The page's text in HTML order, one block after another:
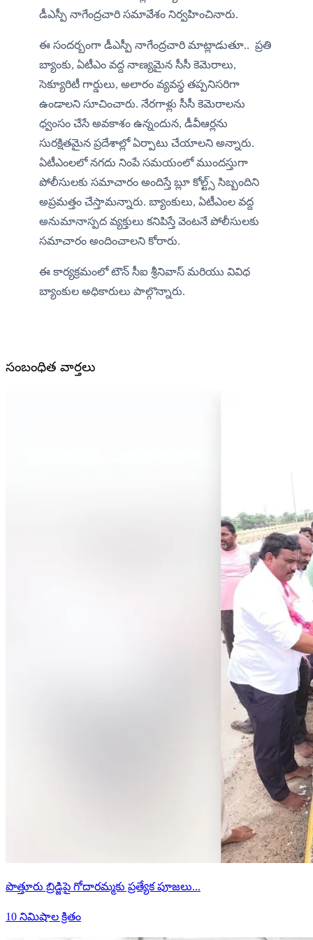
డీఎస్పీ నాగేంద్రచారి సమావేశం నిర్వహించినారు.
ఈ సందర్బంగా డీఎస్పీ నాగేంద్రచారి మాట్లాడుతూ..  ప్రతి
బ్యాంకు, ఏటీఎం వద్ద నాణ్యమైన సీసీ కెమెరాలు,
సెక్యూరిటీ గార్డులు, అలారం వ్యవస్థ తప్పనిసరిగా
ఉండాలని సూచించారు.​ నేరగాళ్లు సీసీ కెమెరాలను
ధ్వంసం చేసే అవకాశం ఉన్నందున, డీవీఆర్లను
సురక్షితమైన ప్రదేశాల్లో ఏర్పాటు చేయాలని అన్నారు.
ఏటీఎంలలో నగదు నింపే సమయంలో ముందస్తుగా
పోలీసులకు సమాచారం అందిస్తే బ్లూ కోల్ట్స్ సిబ్బందిని
అప్రమత్తం చేస్తామన్నారు. బ్యాంకులు, ఏటీఎంల వద్ద
అనుమానాస్పద వ్యక్తులు కనిపిస్తే వెంటనే పోలీసులకు
సమాచారం అందించాలని కోరారు.
ఈ కార్యక్రమంలో టౌన్ సీఐ శ్రీనివాస్ మరియు వివిధ
బ్యాంకుల అధికారులు పాల్గొన్నారు.
సంబంధిత వార్తలు
పొత్తూరు బ్రిడ్జిపై గోదారమ్మకు ప్రత్యేక పూజలు...
10 నిమిషాల క్రితం